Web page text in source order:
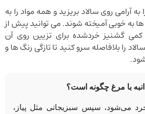
به آرامی روی سالاد بریزید و همه مواد را به
به خوبی آمیخته شوند. می توانید پیش از
کمی گشنیز خردشده برای تزیین روی آن
را بلافاصله سرو کنید تا تازگی رنگ ها و
با مرغ چگونه است؟
خرد می‌شود، سپس سبزیجاتی مثل پیاز،